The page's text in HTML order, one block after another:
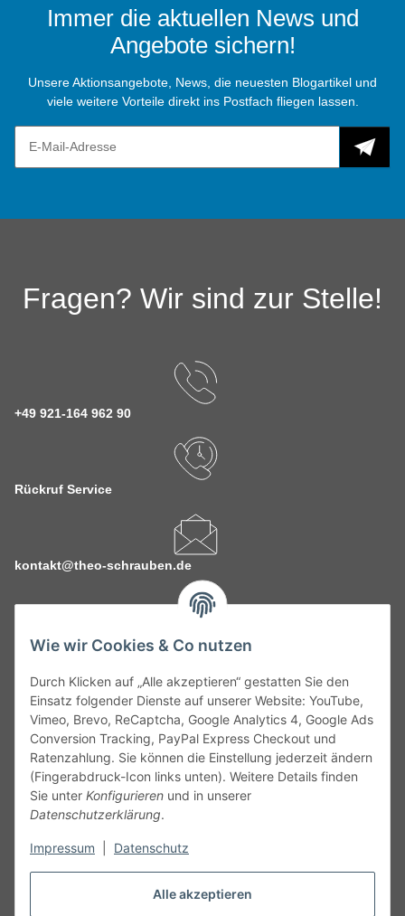
Alle akzeptieren
Wie wir Cookies & Co nutzen
Durch Klicken auf „Alle akzeptieren“ gestatten Sie den
Einsatz folgender Dienste auf unserer Website: YouTube,
Vimeo, Brevo, ReCaptcha, Google Analytics 4, Google Ads
Conversion Tracking, PayPal Express Checkout und
Ratenzahlung. Sie können die Einstellung jederzeit ändern
(Fingerabdruck-Icon links unten). Weitere Details finden
Sie unter Konfigurieren und in unserer
Datenschutzerklärung.
Impressum Datenschutz
Immer die aktuellen News und
Angebote sichern!
Unsere Aktionsangebote, News, die neuesten Blogartikel und
viele weitere Vorteile direkt ins Postfach fliegen lassen.
Fragen? Wir sind zur Stelle!
+49 921-164 962 90
Rückruf Service
kontakt@theo-schrauben.de
Service
Gesetzliche Informationen
Alle technischen Angaben ohne Gewähr. Irrtümer und fehlerhafte
Angaben vorbehalten. Wenn Sie Datenblätter oder spezielle
unseren Kundenservice. Abbildungen der Artikel können